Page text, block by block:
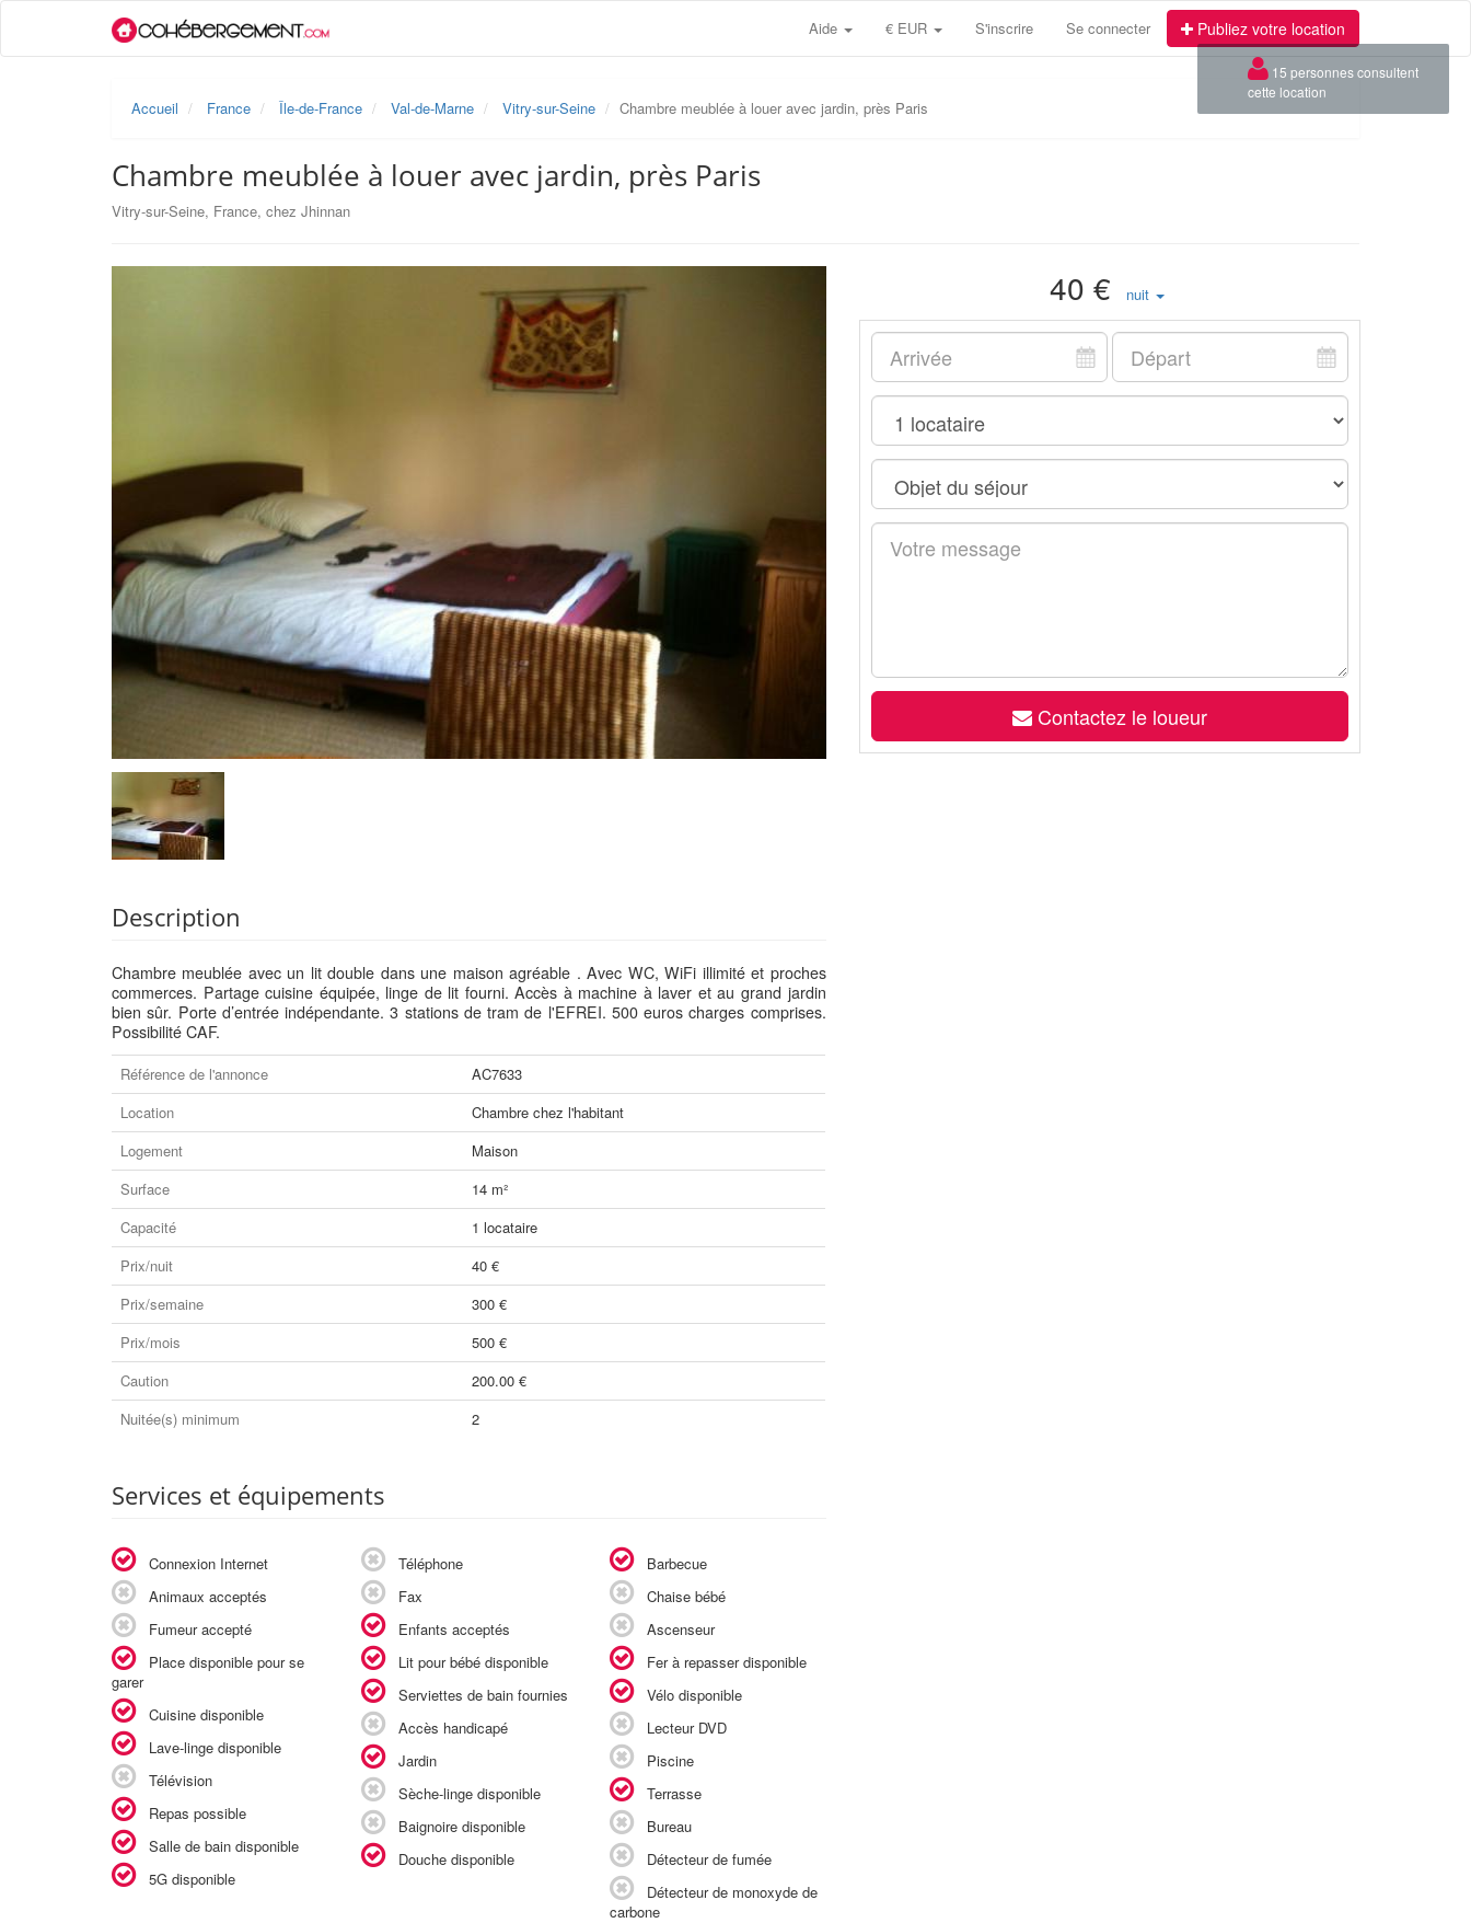
Aide € EUR S'inscrire Se connecter Publiez votre location
Accueil France Île-de-France Val-de-Marne Vitry-sur-Seine Chambre meublée à louer avec jardin, près Paris
Chambre meublée à louer avec jardin, près Paris
Vitry-sur-Seine, France, chez Jhinnan
40 € nuit
Contactez le loueur
Description
Chambre meublée avec un lit double dans une maison agréable . Avec WC, WiFi illimité et proches
commerces. Partage cuisine équipée, linge de lit fourni. Accès à machine à laver et au grand jardin
bien sûr. Porte d’entrée indépendante. 3 stations de tram de l'EFREI. 500 euros charges comprises.
Possibilité CAF.
Référence de l'annonce
AC7633
Location
Chambre chez l'habitant
Logement
Maison
Surface
14 m²
Capacité
1 locataire
Prix/nuit
40 €
Prix/semaine
300 €
Prix/mois
500 €
Caution
200.00 €
Nuitée(s) minimum
2
Services et équipements
Connexion Internet
Animaux acceptés
Fumeur accepté
Place disponible pour se
garer
Cuisine disponible
Lave-linge disponible
Télévision
Repas possible
Salle de bain disponible
5G disponible
Téléphone
Fax
Enfants acceptés
Lit pour bébé disponible
Serviettes de bain fournies
Accès handicapé
Jardin
Sèche-linge disponible
Baignoire disponible
Douche disponible
Barbecue
Chaise bébé
Ascenseur
Fer à repasser disponible
Vélo disponible
Lecteur DVD
Piscine
Terrasse
Bureau
Détecteur de fumée
Détecteur de monoxyde de
carbone
×
15 personnes consultent
cette location